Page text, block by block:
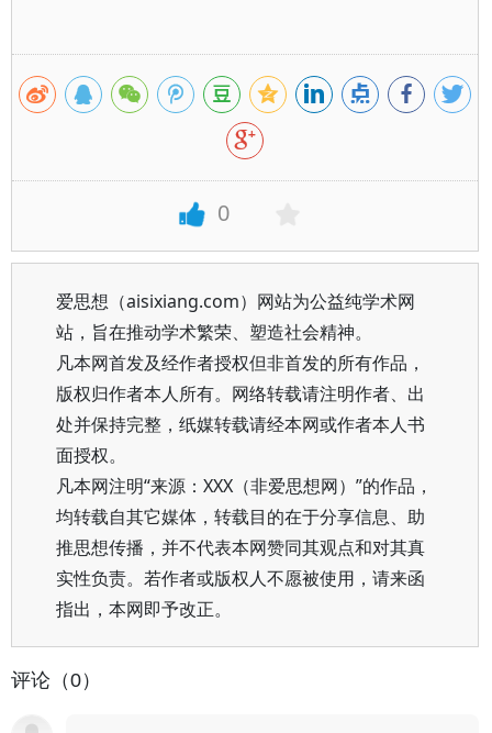
0
爱思想（aisixiang.com）网站为公益纯学术网
站，旨在推动学术繁荣、塑造社会精神。
凡本网首发及经作者授权但非首发的所有作品，
版权归作者本人所有。网络转载请注明作者、出
处并保持完整，纸媒转载请经本网或作者本人书
面授权。
凡本网注明“来源：XXX（非爱思想网）”的作品，
均转载自其它媒体，转载目的在于分享信息、助
推思想传播，并不代表本网赞同其观点和对其真
实性负责。若作者或版权人不愿被使用，请来函
指出，本网即予改正。
评论（0）